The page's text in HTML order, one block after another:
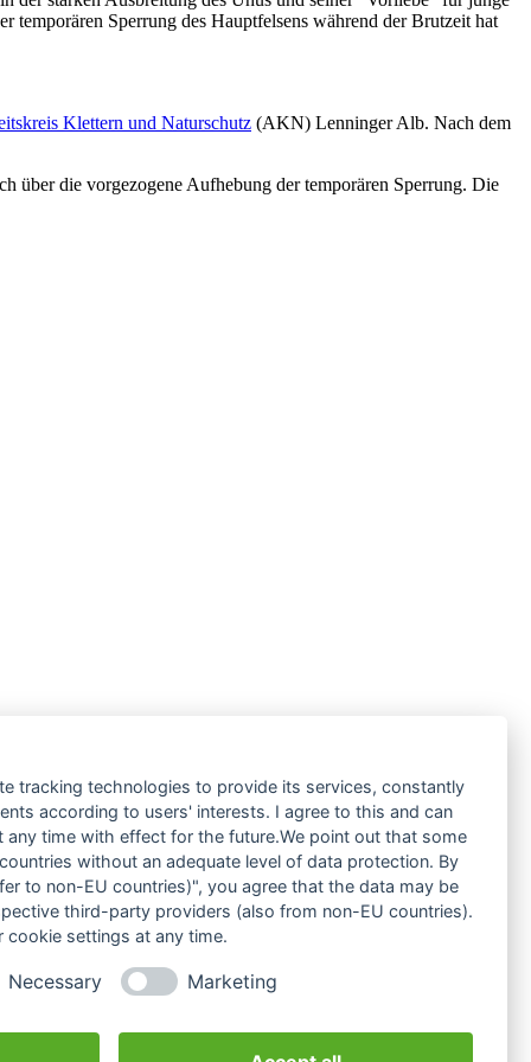
Sperrung des Hauptfelsens während der Brutzeit hat
Klettern und Naturschutz (AKN) Lenninger Alb. Nach dem
über die vorgezogene Aufhebung der temporären Sperrung. Die
tracking technologies to provide its services, constantly
according to users' interests. I agree to this and can
any time with effect for the future.We point out that some
without an adequate level of data protection. By
to non-EU countries)", you agree that the data may be
third-party providers (also from non-EU countries).
cookie settings at any time.
Necessary Marketing